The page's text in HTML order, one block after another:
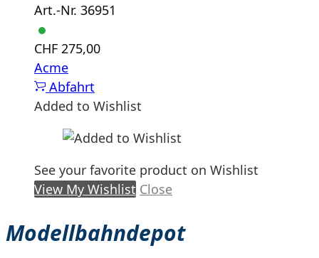
Art.-Nr. 36951
CHF 275,00
Acme
Abfahrt
Added to Wishlist
See your favorite product on Wishlist
View My Wishlist Close
Modellbahndepot